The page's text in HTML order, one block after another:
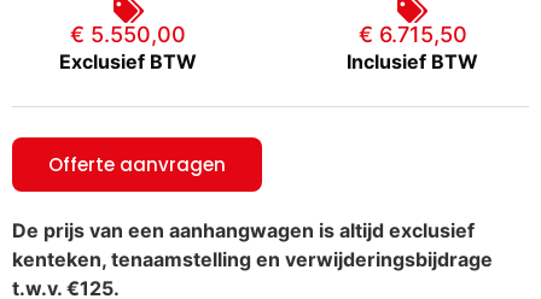
€ 5.550,00
Exclusief BTW
€ 6.715,50
Inclusief BTW
Offerte aanvragen
De prijs van een aanhangwagen is altijd exclusief
kenteken, tenaamstelling en verwijderingsbijdrage
t.w.v. €125.